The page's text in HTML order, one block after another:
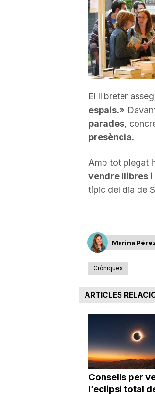
r
r
a
g
El llibreter
espais.»
parades,
presència.
Amb tot plegat
vendre llibres i
típic del dia de
Marina
Cròniques
ARTICLES
Consells per
l’eclipsi total